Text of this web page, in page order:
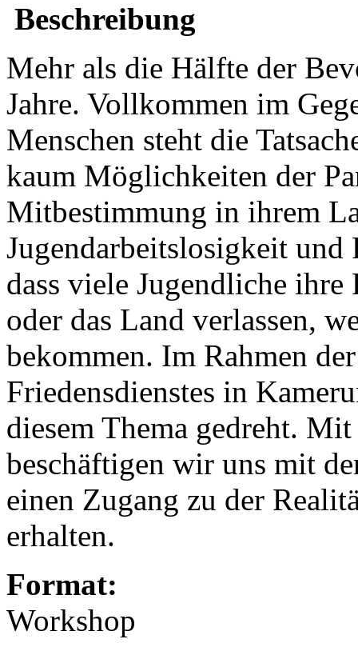
Beschreibung
Mehr als die Hälfte der
Jahre. Vollkommen im
Menschen steht die
kaum Möglichkeiten der
Mitbestimmung in ihrem
Jugendarbeitslosigkeit
dass viele Jugendliche
oder das Land verlassen,
bekommen. Im Rahmen
Friedensdienstes in
diesem Thema gedreht.
beschäftigen wir uns mit
einen Zugang zu der
erhalten.
Format:
Workshop